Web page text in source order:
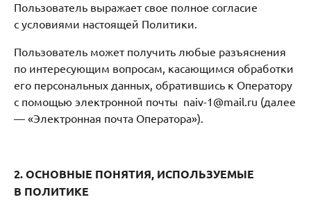
Пользователь выражает свое полное согласие
с условиями настоящей Политики.
Пользователь может получить любые разъяснения
по интересующим вопросам, касающимся обработки
его персональных данных, обратившись к Оператору
с помощью электронной почты naiv-1@mail.ru (далее
— «Электронная почта Оператора»).
2. ОСНОВНЫЕ ПОНЯТИЯ, ИСПОЛЬЗУЕМЫЕ
В ПОЛИТИКЕ